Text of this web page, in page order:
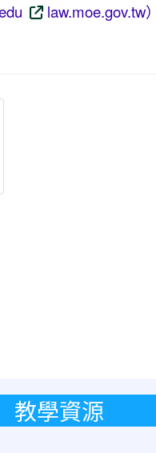
law.moe.gov.tw
教學資源